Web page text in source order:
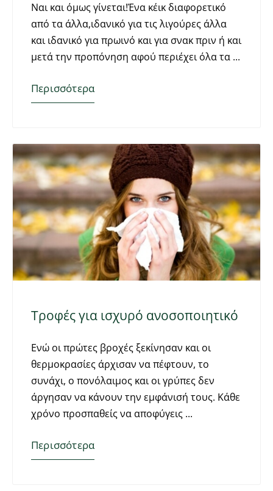
Ναι και όμως γίνεται!Ένα κέικ διαφορετικό
από τα άλλα,ιδανικό για τις λιγούρες άλλα
και ιδανικό για πρωινό και για σνακ πριν ή και
μετά την προπόνηση αφού περιέχει όλα τα
Περισσότερα
Τροφές για ισχυρό ανοσοποιητικό
Ενώ οι πρώτες βροχές ξεκίνησαν και οι
θερμοκρασίες άρχισαν να πέφτουν, το
συνάχι, ο πονόλαιμος και οι γρύπες δεν
άργησαν να κάνουν την εμφάνισή τους. Κάθε
χρόνο προσπαθείς να αποφύγεις
Περισσότερα